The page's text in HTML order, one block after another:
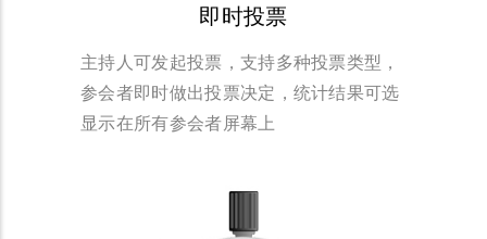
即时投票
主持人可发起投票，支持多种投票类型，
参会者即时做出投票决定，统计结果可选
显示在所有参会者屏幕上